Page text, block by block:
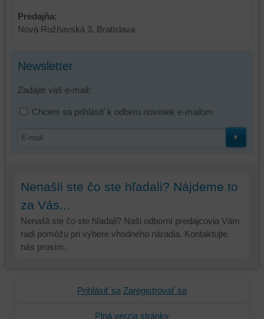
Predajňa:
Nová Rožňavská 3, Bratislava
Newsletter
Zadajte váš e-mail:
Chcem sa prihlásiť k odberu noviniek e-mailom
Nenašli ste čo ste hľadali? Nájdeme to
za Vás...
Nenašli ste čo ste hľadali? Naši odborní predajcovia Vám
radi pomôžu pri výbere vhodného náradia. Kontaktujte
nás prosím.
Prihlásiť sa Zaregistrovať sa
Plná verzia stránky
bez
toho,
mali
účet
alebo
prihlásenia,
zdroje
strán,
widgety
atď.